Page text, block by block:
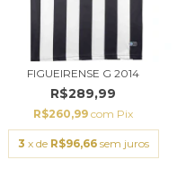
FIGUEIRENSE G 2014
R$289,99
R$260,99 com Pix
3 x de R$96,66 sem juros